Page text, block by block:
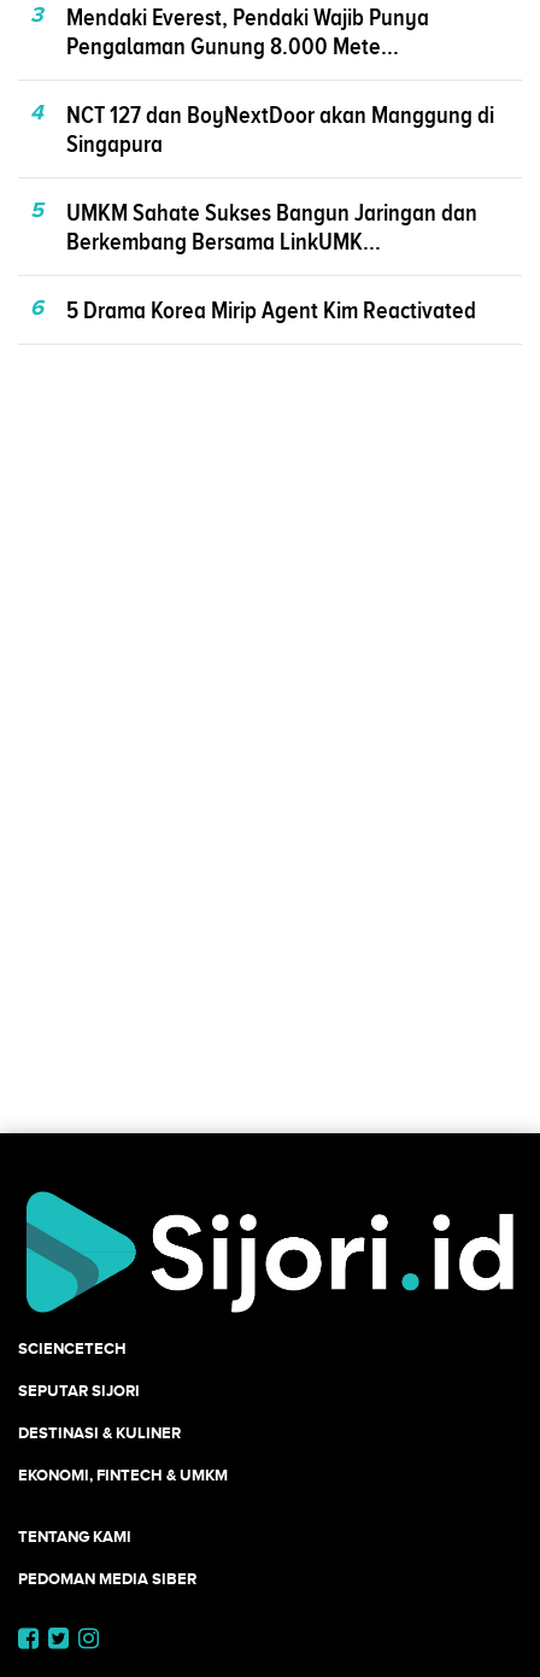
3
Mendaki Everest, Pendaki Wajib Punya
Pengalaman Gunung 8.000 Mete...
4
NCT 127 dan BoyNextDoor akan Manggung di
Singapura
5
UMKM Sahate Sukses Bangun Jaringan dan
Berkembang Bersama LinkUMK...
6 5 Drama Korea Mirip Agent Kim Reactivated
SCIENCETECH
SEPUTAR SIJORI
DESTINASI & KULINER
EKONOMI, FINTECH & UMKM
TENTANG KAMI
PEDOMAN MEDIA SIBER